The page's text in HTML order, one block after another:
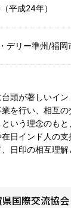
平成24年）
デリー準州/福岡
頭が著しいイ
を行い、相互
いう理念のも
日インド人の
日印の相互理
国際交流協会